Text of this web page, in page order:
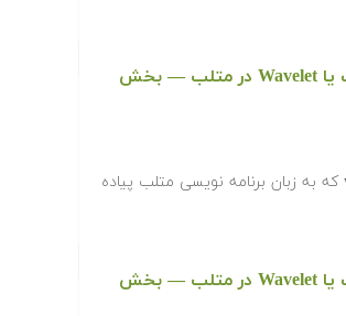
دانلود رایگان کدها و برنامه های آماده تبدیلات موجک یا Wavelet در متلب‬‬ — بخش
‫در ادامه کدها و برنامه های آماده تبدیلات موجک یا wavelet که به زبان برنامه نویسی متلب پیاده
دانلود رایگان کدها و برنامه های آماده تبدیلات موجک یا Wavelet در متلب‬‬ — بخش